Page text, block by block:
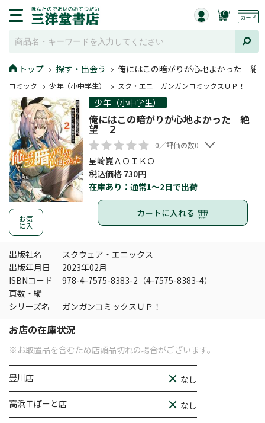
0
トップ 探す・出会う 俺にはこの暗がりが心地よかった
コミック 少年（小中学生） スク・エニ ガンガンコミックスＵＰ！
お気
に入
少年（小中学生）
俺にはこの暗がりが心地よかった 絶
望 ２
0／評価の数0
星崎崑ＡＯＩＫＯ
税込価格 730円
在庫あり：通常1～2日で出荷
カートに入れる
出版社名
スクウェア・エニックス
出版年月日
2023年02月
ISBNコード
978-4-7575-8383-2（4-7575-8383-4）
頁数・縦
シリーズ名
ガンガンコミックスＵＰ！
お店の在庫状況
※お取置品を含むため店頭品切れの場合がございます。
豊川店 なし
高浜Ｔぽーと店 なし